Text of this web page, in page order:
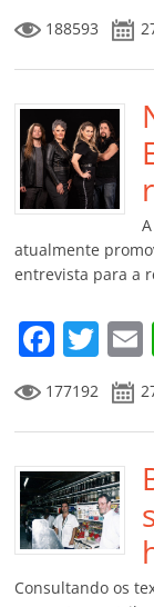
a
c
e
b
o
o
k
w
itt
er l
188593
atualmente
entrevista para a
F
a
c
e
b
o
o
k
T
w
itt
er l
177192
Consultando os